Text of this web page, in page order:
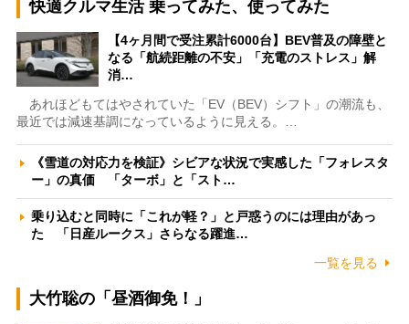
快適クルマ生活 乗ってみた、使ってみた
【4ヶ月間で受注累計6000台】BEV普及の障壁と
なる「航続距離の不安」「充電のストレス」解
消…
あれほどもてはやされていた「EV（BEV）シフト」の潮流も、
最近では減速基調になっているように見える。…
《雪道の対応力を検証》シビアな状況で実感した「フォレスタ
ー」の真価 「ターボ」と「スト…
乗り込むと同時に「これが軽？」と戸惑うのには理由があっ
た 「日産ルークス」さらなる躍進…
一覧を見る
大竹聡の「昼酒御免！」